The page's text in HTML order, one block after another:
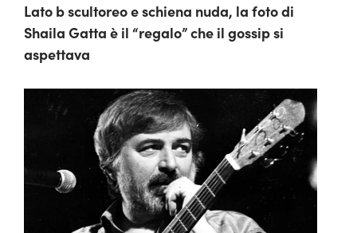
Lato b scultoreo e schiena nuda, la foto di
Shaila Gatta è il “regalo” che il gossip si
aspettava